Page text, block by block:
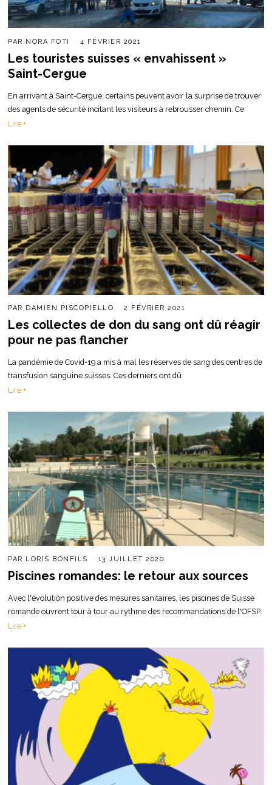
PAR NORA FOTI 4 FÉVRIER 2021
Les touristes suisses « envahissent »
Saint-Cergue
En arrivant à Saint-Cergue, certains peuvent avoir la surprise de trouver
des agents de sécurité incitant les visiteurs à rebrousser chemin. Ce
Lire +
PAR DAMIEN PISCOPIELLO 2 FÉVRIER 2021
Les collectes de don du sang ont dû réagir
pour ne pas flancher
La pandémie de Covid-19 a mis à mal les réserves de sang des centres de
transfusion sanguine suisses. Ces derniers ont dû
Lire +
PAR LORIS BONFILS 13 JUILLET 2020
Piscines romandes: le retour aux sources
Avec l'évolution positive des mesures sanitaires, les piscines de Suisse
romande ouvrent tour à tour au rythme des recommandations de l'OFSP.
Lire +